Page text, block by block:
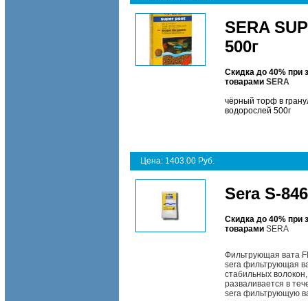
SERA
500г
Скидка до 40% при
товарами SERA
чёрный торф в
водорослей 500г
Цена: 1403.00 Руб.
Sera S-
Скидка до 40% при
товарами SERA
Фильтрующая вата
sera фильтрующая
стабильных
разваливается в
sera фильтрующую